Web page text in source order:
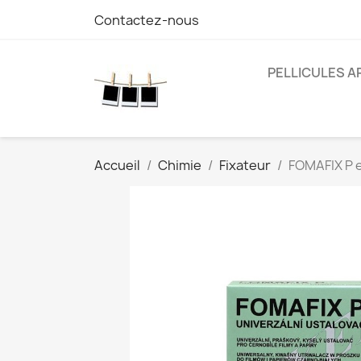
Contactez-nous
PELLICULES
Accueil Chimie Fixateur FOMAFIX